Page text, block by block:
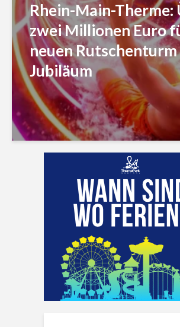
Rhein-Main-Therme:
zwei Millionen Euro
neuen Rutschenturm
Jubiläum